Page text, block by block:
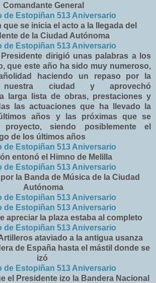
Comandante General
que se inicia el acto a la llegada del
de la Ciudad Autónoma
dirigió unas palabras a los
que este año ha sido muy numeroso,
haciendo un repaso por la
ciudad y aprovechó
larga lista de obras, prestaciones y
las actuaciones que ha llevado la
años y las próximas que se
siendo posiblemente el
de los últimos años
entonó el Himno de Melilla
la Banda de Música de la Ciudad
Autónoma
apreciar la plaza estaba al completo
ataviado a la antigua usanza
de España hasta el mástil donde se
izó
el Presidente izo la Bandera Nacional